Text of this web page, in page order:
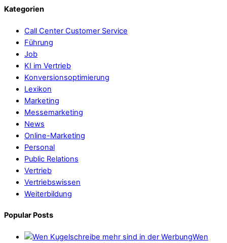
Kategorien
Call Center Customer Service
Führung
Job
KI im Vertrieb
Konversionsoptimierung
Lexikon
Marketing
Messemarketing
News
Online-Marketing
Personal
Public Relations
Vertrieb
Vertriebswissen
Weiterbildung
Popular Posts
Wen